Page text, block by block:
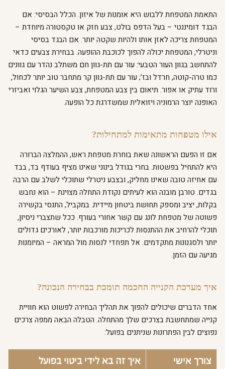
התאמת המטפחת ללבוש היא אומנות של איזון. הכלל הבסיסי: אם
הבגד דומיננטי – בעל הדפס בולט, צבע חזק או טקסטורה מיוחדת –
המטפחת צריכה לאזן אותו ולהיות שקטה יותר. אם הבגד בסיסי
וניטרלי, המטפחת יכולה להפוך לכוכבת ההופעה. בבחירת צבעים כדאי
להתחשב בגוון העור הטבעי: עור עם תת-גוון חם משתלב נהדר עם גוונים
כמו טרה-קוטה, חרדל ובז’; עור עם תת-גוון קר מתחבר טוב יותר לכחול,
ורוד עתיק או אפור. תיאום בין צבע המטפחת, צבע השיער הגלוי ואביזרי
האופנה יוצר הרמוניה ויזואלית שמשדרגת כל הופעה.
אילו מטפחות מתאימות למתחילות?
אם זו הפעם הראשונה שאת בוחרת מטפחת ראש, ההמלצה הברורה
היא להתחיל בפשטות. בחרי בגודל בינוני שאינו מציף בעודף בד, בבד
עם אחיזה טובה שאינו מחליק, ובצבע ניטרלי שתוכלי לשלב עם הרבה
בגדים. טורבן מובנה הוא לעיתים נקודת התחלה מצוינת – הוא נחבש
בקלות, יציב ומספק תחושת ביטחון מיידית. במקביל, התנסי בקשירה
פשוטה של מטפחת לונג עם קשר אחורי בעורף. ככל שתצברי ניסיון,
תוכלי להרחיב את ההתנסות לכריכות מורכבות יותר, לאורכים גדולים
יותר ולסגנונות מתקדמים. אל תפחדי לנסות מול המראה – המיומנות
מגיעה עם הזמן.
איך מערכת הקנייה החכמה תומכת בבחירה הנכונה?
אחד הדברים שיכולים להפוך את תהליך הבחירה לפשוט הוא חוויית
קנייה שמתחשבת בצרכים שלך מהתחלה. הטבלה הבאה ממפה צרכים
נפוצים לבין הפתרונות שניתנים בפועל:
צורך אישי איך זה בא לידי ביטוי בפועל